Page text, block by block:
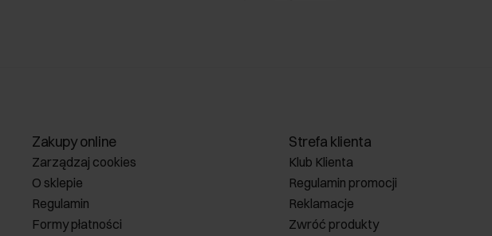
Zakupy online
Zarządzaj cookies
O sklepie
Regulamin
Formy płatności
Strefa klienta
Klub Klienta
Regulamin promocji
Reklamacje
Zwróć produkty